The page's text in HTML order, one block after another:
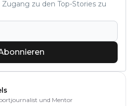
Zugang zu den Top-Stories zu
und Mentor